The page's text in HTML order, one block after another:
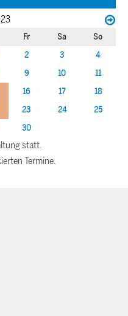
Fr Sa
So
2 3
4
9 10
11
16 17
18
23 24
25
30
statt.
Termine.